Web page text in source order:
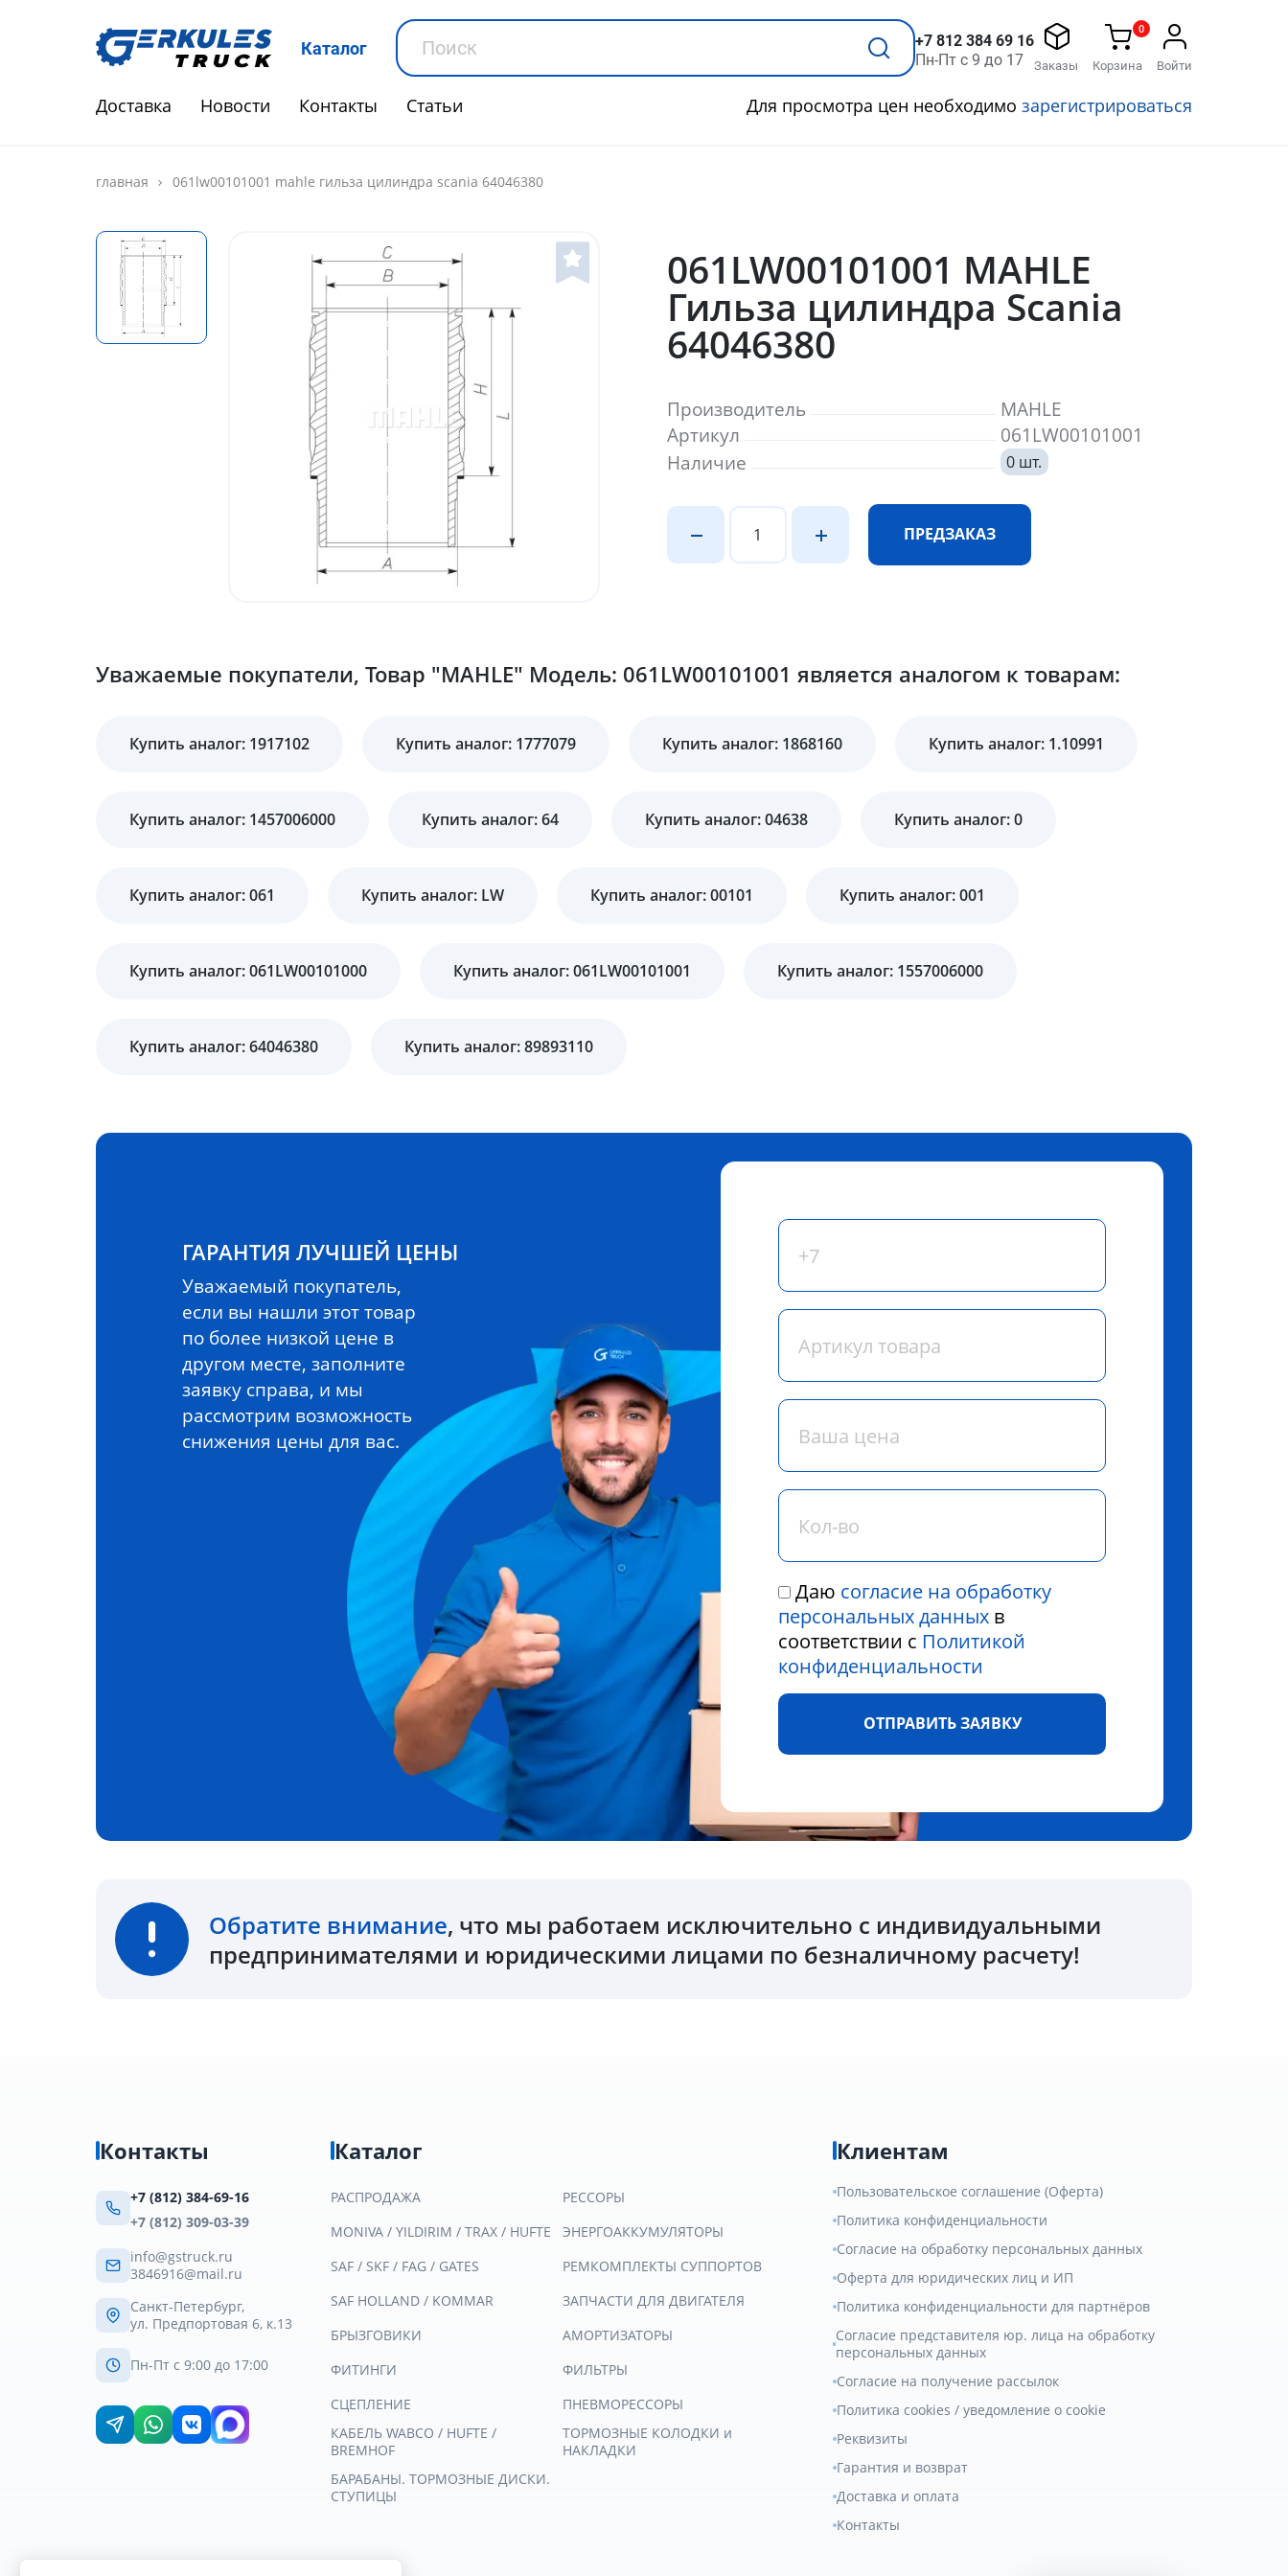
Каталог
+7 812 384 69 16
Пн-Пт с 9 до 17
Заказы
0
Корзина Войти
Доставка Новости Контакты Статьи Для просмотра цен необходимо зарегистрироваться
главная 061lw00101001 mahle гильза цилиндра scania 64046380
061LW00101001 MAHLE
Гильза цилиндра Scania
64046380
Производитель
MAHLE
Артикул
061LW00101001
Наличие
0 шт.
ПРЕДЗАКАЗ
Уважаемые покупатели, Товар "MAHLE" Модель: 061LW00101001 является аналогом к товарам:
Купить аналог: 1917102 Купить аналог: 1777079 Купить аналог: 1868160 Купить аналог: 1.10991
Купить аналог: 1457006000 Купить аналог: 64 Купить аналог: 04638 Купить аналог: 0
Купить аналог: 061 Купить аналог: LW Купить аналог: 00101 Купить аналог: 001
Купить аналог: 061LW00101000 Купить аналог: 061LW00101001 Купить аналог: 1557006000
Купить аналог: 64046380 Купить аналог: 89893110
ГАРАНТИЯ ЛУЧШЕЙ ЦЕНЫ
Уважаемый покупатель,
если вы нашли этот товар
по более низкой цене в
другом месте, заполните
заявку справа, и мы
рассмотрим возможность
снижения цены для вас.
Даю согласие на обработку
персональных данных в
соответствии с Политикой
конфиденциальности
ОТПРАВИТЬ ЗАЯВКУ
Обратите внимание, что мы работаем исключительно с индивидуальными
предпринимателями и юридическими лицами по безналичному расчету!
Контакты
+7 (812) 384-69-16
+7 (812) 309-03-39
info@gstruck.ru
3846916@mail.ru
Санкт-Петербург,
ул. Предпортовая 6, к.13
Пн-Пт с 9:00 до 17:00
Каталог
РАСПРОДАЖА
MONIVA / YILDIRIM / TRAX / HUFTE
SAF / SKF / FAG / GATES
SAF HOLLAND / KOMMAR
БРЫЗГОВИКИ
ФИТИНГИ
СЦЕПЛЕНИЕ
КАБЕЛЬ WABCO / HUFTE /
BREMHOF
БАРАБАНЫ. ТОРМОЗНЫЕ ДИСКИ.
СТУПИЦЫ
РЕССОРЫ
ЭНЕРГОАККУМУЛЯТОРЫ
РЕМКОМПЛЕКТЫ СУППОРТОВ
ЗАПЧАСТИ ДЛЯ ДВИГАТЕЛЯ
АМОРТИЗАТОРЫ
ФИЛЬТРЫ
ПНЕВМОРЕССОРЫ
ТОРМОЗНЫЕ КОЛОДКИ и
НАКЛАДКИ
Клиентам
Пользовательское соглашение (Оферта)
Политика конфиденциальности
Согласие на обработку персональных данных
Оферта для юридических лиц и ИП
Политика конфиденциальности для партнёров
Согласие представителя юр. лица на обработку
персональных данных
Согласие на получение рассылок
Политика cookies / уведомление о cookie
Реквизиты
Гарантия и возврат
Доставка и оплата
Контакты